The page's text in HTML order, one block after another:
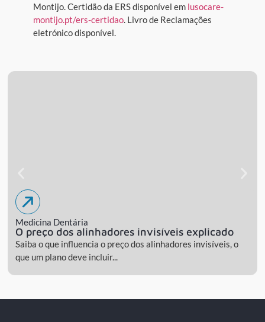
Montijo. Certidão da ERS disponível em lusocare-
montijo.pt/ers-certidao. Livro de Reclamações
eletrónico disponível.
Medicina Dentária
O preço dos alinhadores invisíveis explicado
Saiba o que influencia o preço dos alinhadores invisíveis, o
que um plano deve incluir...